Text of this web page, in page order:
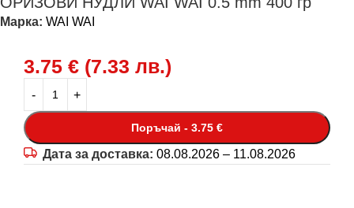
Марка: WAI WAI
3.75 € (7.33 лв.)
Поръчай - 3.75 €
Дата за доставка: 08.08.2026 – 11.08.2026